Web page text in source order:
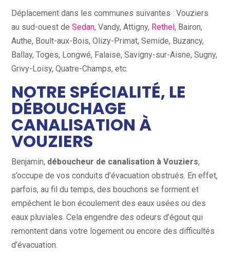
Déplacement dans les communes suivantes : Vouziers
au sud-ouest de Sedan, Vandy, Attigny, Rethel, Bairon,
Authe, Boult-aux-Bois, Olizy-Primat, Semide, Buzancy,
Ballay, Toges, Longwé, Falaise, Savigny-sur-Aisne, Sugny,
Grivy-Loisy, Quatre-Champs, etc.
NOTRE SPÉCIALITÉ, LE
DÉBOUCHAGE
CANALISATION À
VOUZIERS
Benjamin, déboucheur de canalisation à Vouziers,
s’occupe de vos conduits d’évacuation obstrués. En effet,
parfois, au fil du temps, des bouchons se forment et
empêchent le bon écoulement des eaux usées ou des
eaux pluviales. Cela engendre des odeurs d’égout qui
remontent dans votre logement ou encore des difficultés
d’évacuation.